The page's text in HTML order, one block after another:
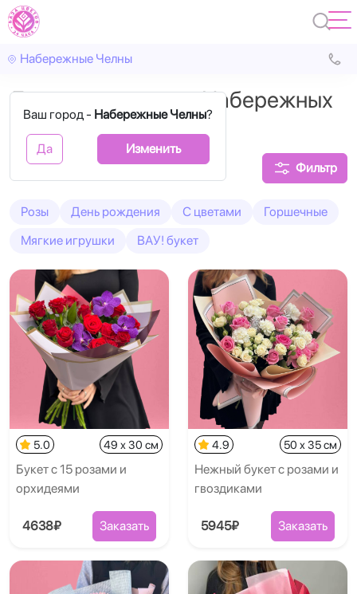
Набережные Челны
Ваш город - Набережные Челны?
Да Изменить
Доставка цветов в Набережных
Челнах
Фильтр
Розы День рождения С цветами
Горшечные
Мягкие игрушки
ВАУ! букет
5.0 49 x 30 см
Букет с 15 розами и
орхидеями
4638₽ Заказать
4.9 50 x 35 см
Нежный букет с розами и
гвоздиками
5945₽ Заказать